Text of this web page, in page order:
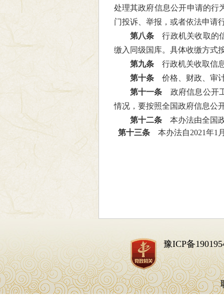
处理其政府信息公开申请的行
门投诉、举报，或者依法申请
第八条 行政机关收取的
缴入同级国库。具体收缴方式
第九条行政机关收取信息
第十条价格、财政、审计
第十一条 政府信息公开
情况，要按照全国政府信息公
第十二条本办法由全国政
第十三条本办法自2021年1
豫ICP备